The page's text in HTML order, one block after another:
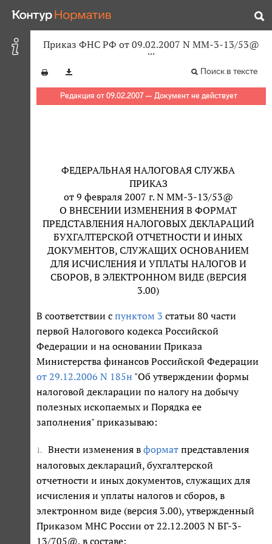
Приказ ФНС РФ от 09.02.2007 N ММ-3-13/53@
Поиск в тексте
Редакция от 09.02.2007 — Документ не действует
ФЕДЕРАЛЬНАЯ НАЛОГОВАЯ СЛУЖБА
ПРИКАЗ
от 9 февраля 2007 г. N ММ-3-13/53@
О ВНЕСЕНИИ ИЗМЕНЕНИЯ В ФОРМАТ
ПРЕДСТАВЛЕНИЯ НАЛОГОВЫХ ДЕКЛАРАЦИЙ
БУХГАЛТЕРСКОЙ ОТЧЕТНОСТИ И ИНЫХ
ДОКУМЕНТОВ, СЛУЖАЩИХ ОСНОВАНИЕМ
ДЛЯ ИСЧИСЛЕНИЯ И УПЛАТЫ НАЛОГОВ И
СБОРОВ, В ЭЛЕКТРОННОМ ВИДЕ (ВЕРСИЯ
3.00)
В соответствии с пунктом 3 статьи 80 части
первой Налогового кодекса Российской
Федерации и на основании Приказа
Министерства финансов Российской Федерации
от 29.12.2006 N 185н "Об утверждении формы
налоговой декларации по налогу на добычу
полезных ископаемых и Порядка ее
заполнения" приказываю:
1. Внести изменения в формат представления
налоговых деклараций, бухгалтерской
отчетности и иных документов, служащих для
исчисления и уплаты налогов и сборов, в
электронном виде (версия 3.00), утвержденный
Приказом МНС России от 22.12.2003 N БГ-3-
13/705@, в составе: